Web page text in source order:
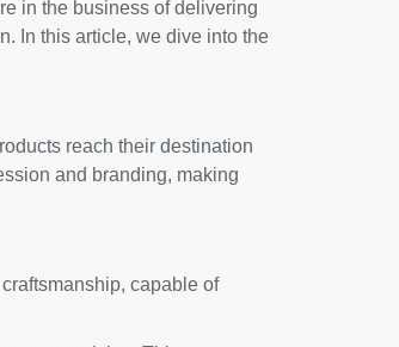
in the business of delivering
In this article, we dive into the
reach their destination
and branding, making
capable of